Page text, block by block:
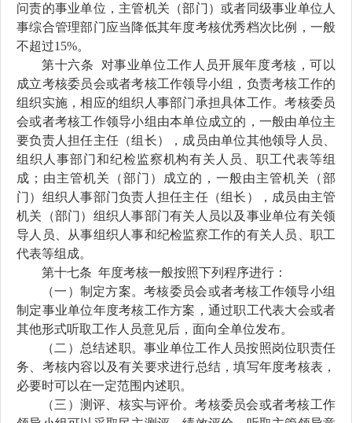
问责的事业单位， 主管机关（部门）或者同级事业单位人
事综合管理部门应当 降低其年度考核优秀档次比例
，一般
不超过15%。
第十六条 对事业单位工作人员开展年度考核 ，可以
成立考核委员会或者考核工作领导小组，负责考核工作的
组织实施，相应的组织人事部门承担具体工作。考核委员
会或者考核工作领导小组由本单位成立的，一般由单位主
要负责人担任主任（组长），成员由单位其他领导人员、
组织人事部门和纪检监察机构有关人员、职工代表等组
成 ；由主管机关（部门）成立的，一般由主管机关（部
门）组织人事部门负责人担任主任（组长），成员由主管
机关（部门）组织人事部门有关人员以及事业单位有关领
导人员、从事组织人事和纪检监察工作的有关人员、职工
代表等组成。
第十七条 年度考核一般按照下列程序进行：
（一）制定方案。考核委员会或者考核工作领导小组
制定事业单位年度考核工作方案， 通过职工代表大会或者
其他形式听取工作人员意见后， 面向全单位发布。
（二）总结述职。事业单位工作人员按照岗位职责任
务、考核内容以及有关要求进行总结，填写年度考核表，
必要时可以在一定范围内述职。
（三） 测评、核实与评价。考核委员会或者考核工作